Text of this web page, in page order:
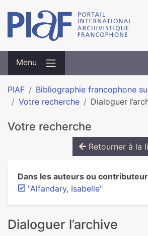
Menu
PIAF
Bibliographie francophone
Votre recherche
Dialoguer
Votre recherche
Retourner à la
Dans les auteurs ou
"Alfandary, Isabelle"
Dialoguer l’archive